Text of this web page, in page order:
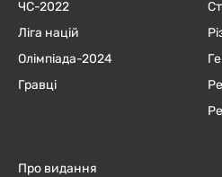
ЧC-2022
Ліга націй
Олімпіада-2024
Гравці
Про видання